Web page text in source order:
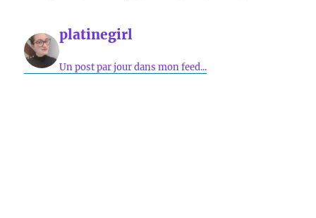
platinegirl
Un post par jour dans mon feed...